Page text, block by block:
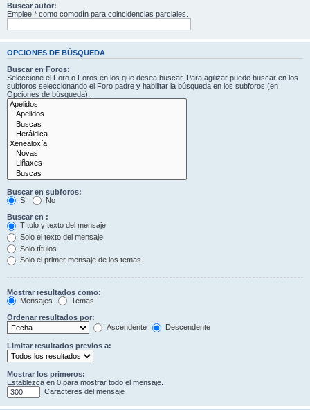
Buscar autor:
Emplee * como comodín para coincidencias parciales.
OPCIONES DE BÚSQUEDA
Buscar en Foros:
Seleccione el Foro o Foros en los que desea buscar. Para agilizar puede buscar en los
subforos seleccionando el Foro padre y habilitar la búsqueda en los subforos (en
Opciones de búsqueda).
Buscar en subforos:
Sí
No
Buscar en :
Título y texto del mensaje
Solo el texto del mensaje
Solo títulos
Solo el primer mensaje de los temas
Mostrar resultados como:
Mensajes
Temas
Ordenar resultados por:
Ascendente
Descendente
Limitar resultados previos a:
Mostrar los primeros:
Establezca en 0 para mostrar todo el mensaje.
Caracteres del mensaje